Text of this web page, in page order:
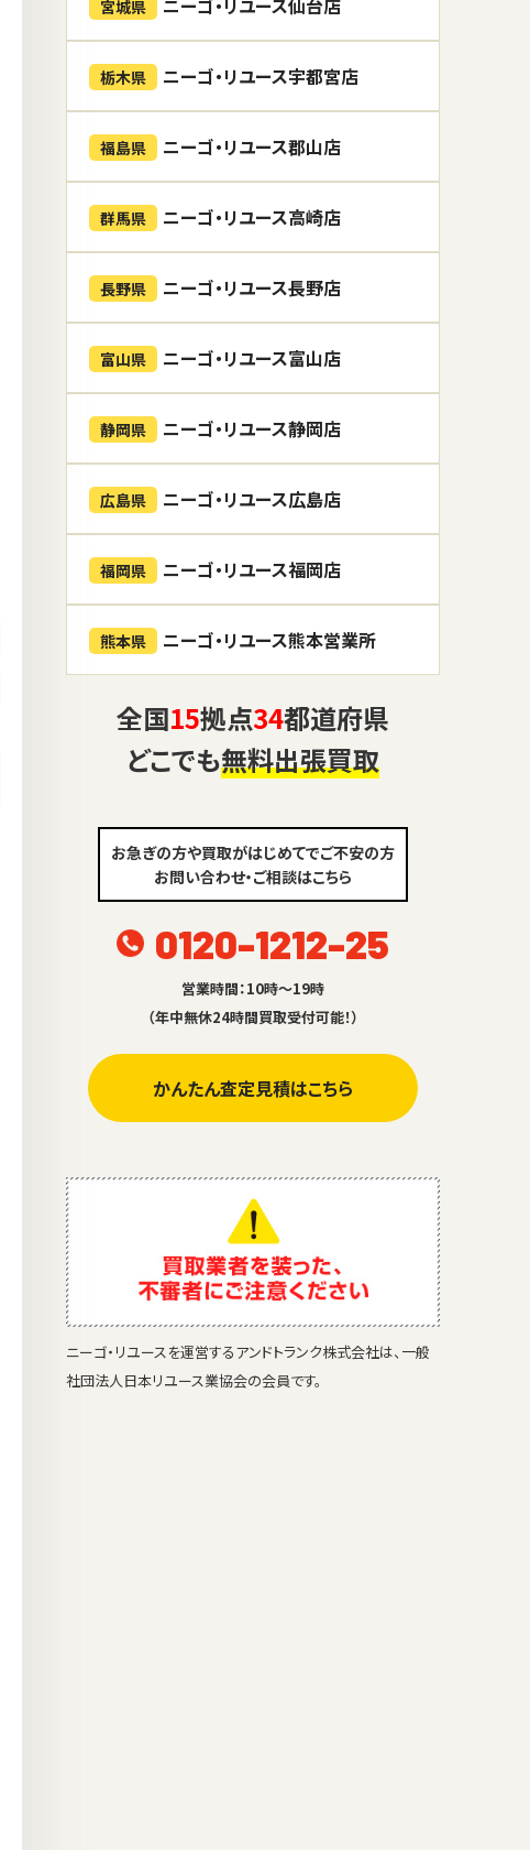
宮城県 ニーゴ・リユース仙台店
栃木県 ニーゴ・リユース宇都宮店
福島県 ニーゴ・リユース郡山店
群馬県 ニーゴ・リユース高崎店
長野県 ニーゴ・リユース長野店
富山県 ニーゴ・リユース富山店
静岡県 ニーゴ・リユース静岡店
広島県 ニーゴ・リユース広島店
福岡県 ニーゴ・リユース福岡店
熊本県 ニーゴ・リユース熊本営業所
全国15拠点34都道府県
どこでも無料出張買取
お急ぎの方や買取がはじめてでご不安の方
お問い合わせ・ご相談はこちら
0120-1212-25
営業時間：10時～19時
（年中無休24時間買取受付可能！）
かんたん査定見積はこちら
ニーゴ・リユースを運営するアンドトランク株式会社は、一般
社団法人日本リユース業協会の会員です。